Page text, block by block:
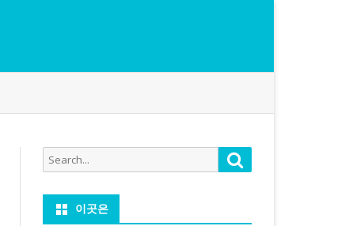
Search
for:
이곳은